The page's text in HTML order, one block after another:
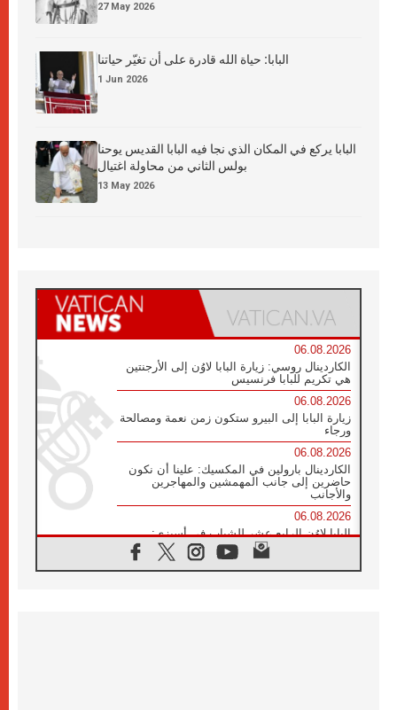
27 May 2026
البابا: حياة الله قادرة على أن تغيّر حياتنا
1 Jun 2026
البابا يركع في المكان الذي نجا فيه البابا القديس يوحنا
بولس الثاني من محاولة اغتيال
13 May 2026
06.08.2026
الكاردينال روسي: زيارة البابا لاوُن إلى الأرجنتين
هي تكريم للبابا فرنسيس
06.08.2026
زيارة البابا إلى البيرو ستكون زمن نعمة ومصالحة
ورجاء
06.08.2026
الكاردينال بارولين في المكسيك: علينا أن نكون
حاضرين إلى جانب المهمشين والمهاجرين
والأجانب
06.08.2026
البابا لاوُن الرابع عشر للشباب في أسيزي:
"أوروبا والعالم يبحثان اليوم عن قديسين جُدد